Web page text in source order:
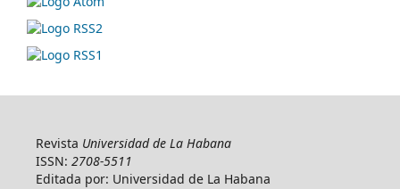
Revista Universidad de La Habana
ISSN: 2708-5511
Editada por: Universidad de La Habana